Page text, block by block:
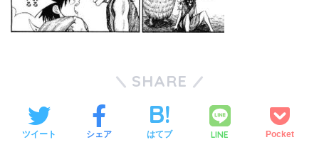
SHARE
ツイート シェア はてブ LINE Pocket